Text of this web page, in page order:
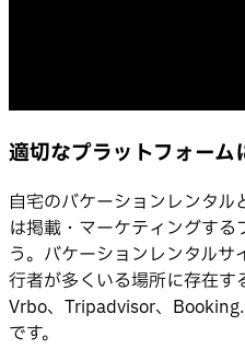
適切なプラットフォーム
自宅のバケーションレンタ
は掲載・マーケティングする
う。バケーションレンタル
行者が多くいる場所に存在す
Vrbo、Tripadvisor、
です。